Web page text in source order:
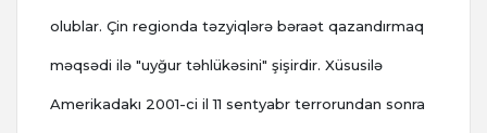
olublar. Çin regionda təzyiqlərə bəraət qazandırmaq
məqsədi ilə "uyğur təhlükəsini" şişirdir. Xüsusilə
Amerikadakı 2001-ci il 11 sentyabr terrorundan sonra